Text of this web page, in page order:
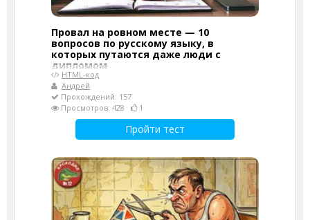
Провал на ровном месте — 10
вопросов по русскому языку, в
которых путаются даже люди с
дипломом
HTML-код
Андрей
Прохождений: 157
Просмотров: 428
1
Пройти тест